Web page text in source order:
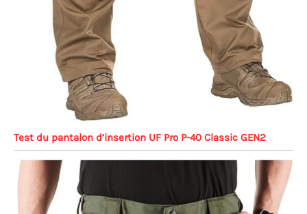
Test du pantalon d’insertion UF Pro P-40 Classic GEN2